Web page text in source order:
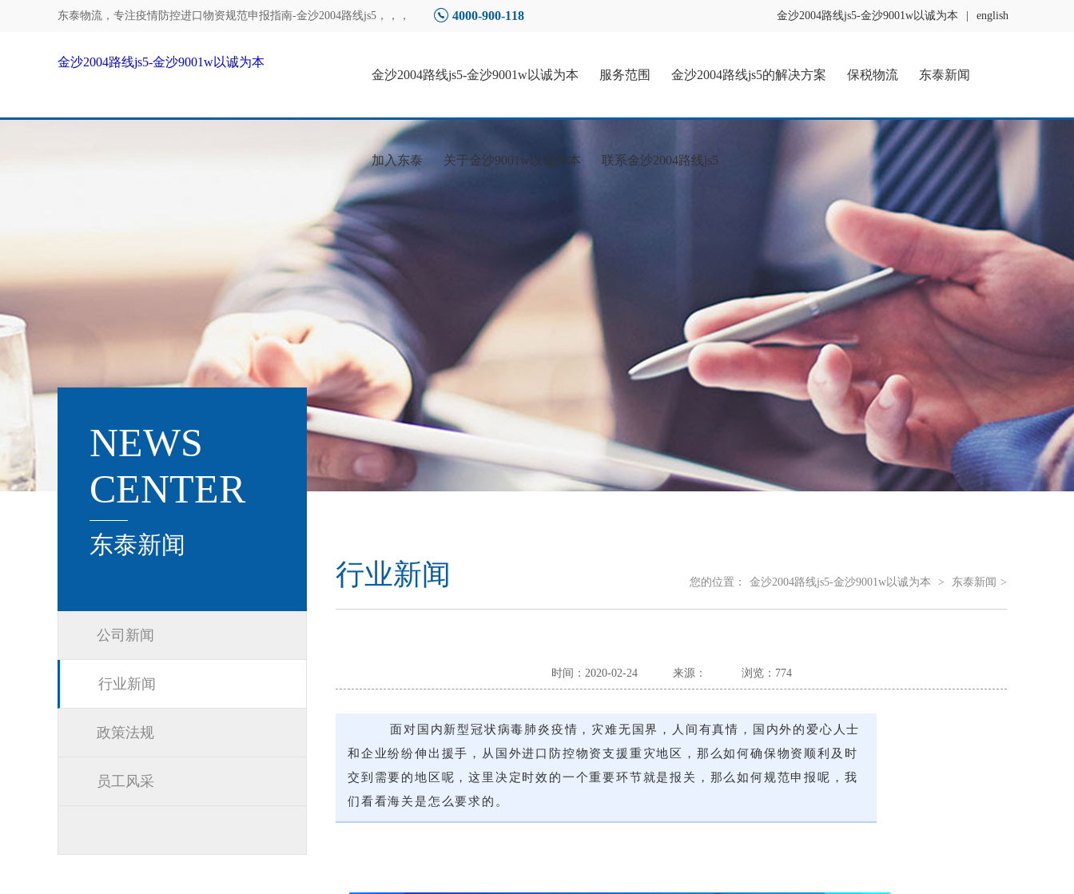
东泰物流，专注疫情防控进口物资规范申报指南-金沙2004路线js5 ，，， 4000-900-118 金沙2004路线js5-金沙9001w以诚为本 english
金沙2004路线js5-金沙9001w以诚为本
金沙2004路线js5-金沙9001w以诚为本
服务范围 金沙2004路线js5的解决方案 保税物流 东泰新闻
加入东泰 关于金沙9001w以诚为本 联系金沙2004路线js5
NEWS
CENTER
东泰新闻
公司新闻
行业新闻
政策法规
员工风采
行业新闻 您的位置： 金沙2004路线js5-金沙9001w以诚为本 > 东泰新闻 >
时间：2020-02-24 来源： 浏览：774
面对国内新型冠状病毒肺炎疫情，灾难无国界，人间有真情，国内外的爱心人士
和企业纷纷伸出援手，从国外进口 防控物资支援重灾地区，那么如何确保物资顺利及时
交到需要的地区呢，这里决定时效的一个重要环节就是报关，那么如何规范申报呢，我
们看看海关是怎么要求的。